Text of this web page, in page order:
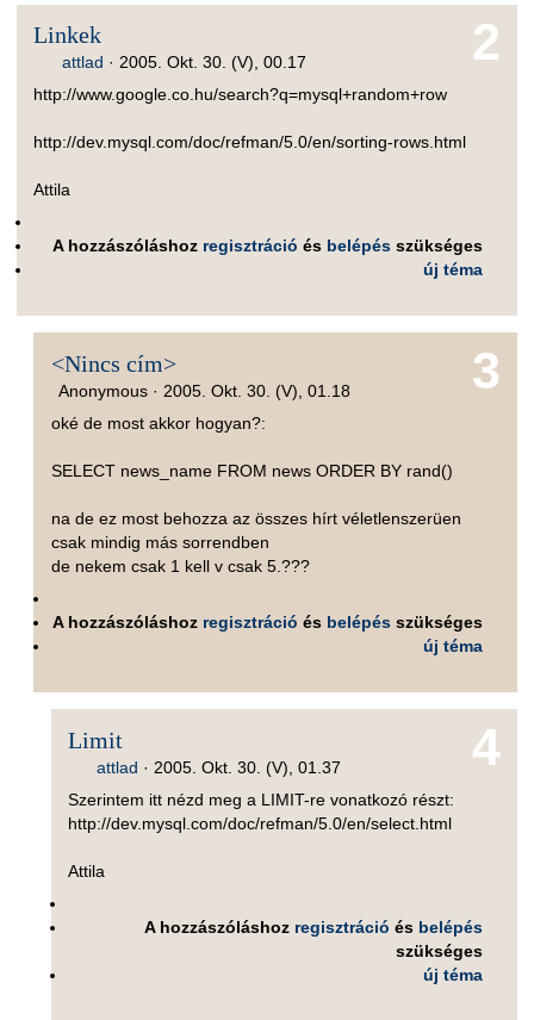
2
Linkek
attlad · 2005. Okt. 30. (V), 00.17
http://www.google.co.hu/search?q=mysql+random+row
http://dev.mysql.com/doc/refman/5.0/en/sorting-rows.html
Attila
A hozzászóláshoz regisztráció és belépés szükséges
új téma
3
<Nincs cím>
Anonymous · 2005. Okt. 30. (V), 01.18
oké de most akkor hogyan?:
SELECT news_name FROM news ORDER BY rand()
na de ez most behozza az összes hírt véletlenszerüen
csak mindig más sorrendben
de nekem csak 1 kell v csak 5.???
A hozzászóláshoz regisztráció és belépés szükséges
új téma
4
Limit
attlad · 2005. Okt. 30. (V), 01.37
Szerintem itt nézd meg a LIMIT-re vonatkozó részt:
http://dev.mysql.com/doc/refman/5.0/en/select.html
Attila
A hozzászóláshoz regisztráció és belépés
szükséges
új téma